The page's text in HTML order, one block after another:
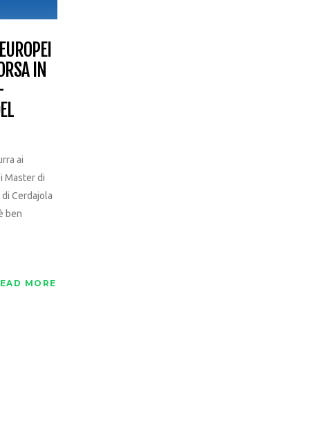
IN
ai
Master di
Cerdajola
ben
MORE